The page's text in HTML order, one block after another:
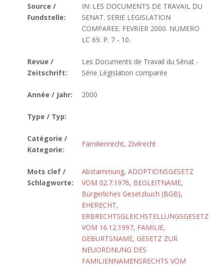
Source /
Fundstelle:
IN: LES DOCUMENTS DE TRAVAIL DU
SENAT. SERIE LEGISLATION
COMPAREE. FEVRIER 2000. NUMERO
LC 69. P. 7 - 10.
Revue /
Zeitschrift:
Les Documents de Travail du Sénat -
Série Législation comparée
Année / Jahr: 2000
Type / Typ:
Catégorie /
Kategorie:
Familienrecht, Zivilrecht
Mots clef /
Schlagworte:
Abstammung, ADOPTIONSGESETZ
VOM 02.7.1976, BEGLEITNAME,
Bürgerliches Gesetzbuch (BGB),
EHERECHT,
ERBRECHTSGLEICHSTELLUNGSGESETZ
VOM 16.12.1997, FAMILIE,
GEBURTSNAME, GESETZ ZUR
NEUORDNUNG DES
FAMILIENNAMENSRECHTS VOM